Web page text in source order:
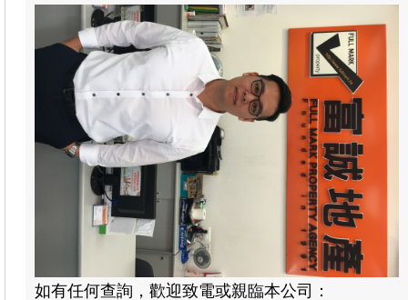
如有任何查詢，歡迎致電或親臨本公司：